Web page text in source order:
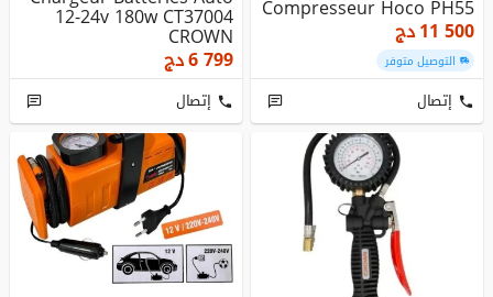
Compresseur Hoco PH55
11 500دج
التوصيل متوفر
إتصال
12-24v 180w CT37004
CROWN
6 799دج
إتصال